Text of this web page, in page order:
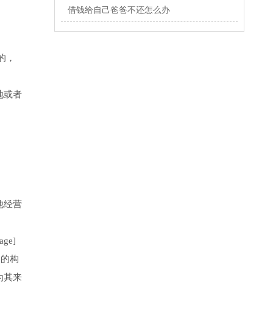
，
或者
经营
构
其来
借钱给自己爸爸不还怎么办